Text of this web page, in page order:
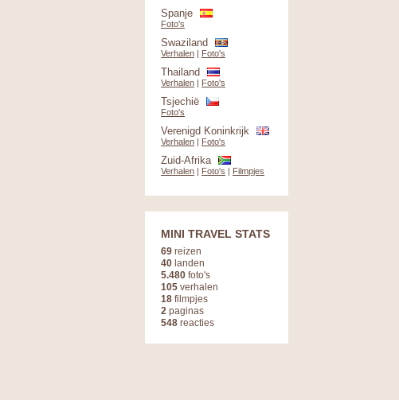
Spanje
Foto's
Swaziland
Verhalen | Foto's
Thailand
Verhalen | Foto's
Tsjechië
Foto's
Verenigd Koninkrijk
Verhalen | Foto's
Zuid-Afrika
Verhalen | Foto's | Filmpjes
MINI TRAVEL STATS
69 reizen
40 landen
5.480 foto's
105 verhalen
18 filmpjes
2 paginas
548 reacties